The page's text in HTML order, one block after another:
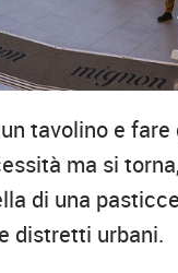
tavolino e
ma si
di una
distretti urbani.